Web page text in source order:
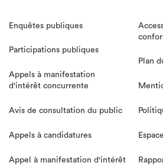
Enquêtes publiques
Participations publiques
Appels à manifestation
d'intérêt concurrente
Avis de consultation du public
Appels à candidatures
Appel à manifestation d'intérêt
Plan